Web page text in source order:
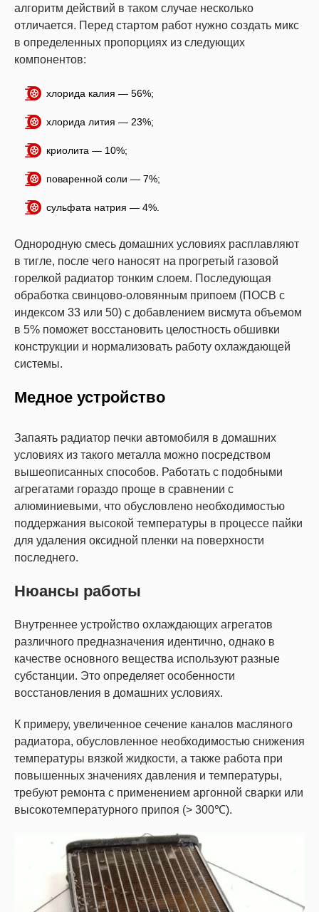
алгоритм действий в таком случае несколько
отличается. Перед стартом работ нужно создать микс
в определенных пропорциях из следующих
компонентов:
хлорида калия — 56%;
хлорида лития — 23%;
криолита — 10%;
поваренной соли — 7%;
сульфата натрия — 4%.
Однородную смесь домашних условиях расплавляют
в тигле, после чего наносят на прогретый газовой
горелкой радиатор тонким слоем. Последующая
обработка свинцово-оловянным припоем (ПОСВ с
индексом 33 или 50) с добавлением висмута объемом
в 5% поможет восстановить целостность обшивки
конструкции и нормализовать работу охлаждающей
системы.
Медное устройство
Запаять радиатор печки автомобиля в домашних
условиях из такого металла можно посредством
вышеописанных способов. Работать с подобными
агрегатами гораздо проще в сравнении с
алюминиевыми, что обусловлено необходимостью
поддержания высокой температуры в процессе пайки
для удаления оксидной пленки на поверхности
последнего.
Нюансы работы
Внутреннее устройство охлаждающих агрегатов
различного предназначения идентично, однако в
качестве основного вещества используют разные
субстанции. Это определяет особенности
восстановления в домашних условиях.
К примеру, увеличенное сечение каналов масляного
радиатора, обусловленное необходимостью снижения
температуры вязкой жидкости, а также работа при
повышенных значениях давления и температуры,
требуют ремонта с применением аргонной сварки или
высокотемпературного припоя (> 300℃).